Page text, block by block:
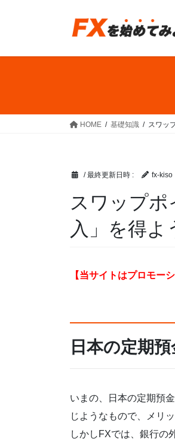
HOME 基礎知識 スワッ
/ 最終更新日時 : fx-kiso
スワップポ
入」を得よ
【当サイトはプロモー
日本の定期
いまの、日本の定期預
じようなもので、メリ
しかしFXでは、銀行の